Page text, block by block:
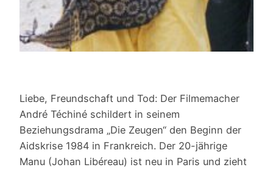
Liebe, Freundschaft und Tod: Der Filmemacher
André Téchiné schildert in seinem
Beziehungsdrama „Die Zeugen“ den Beginn der
Aidskrise 1984 in Frankreich. Der 20-jährige
Manu (Johan Libéreau) ist neu in Paris und zieht